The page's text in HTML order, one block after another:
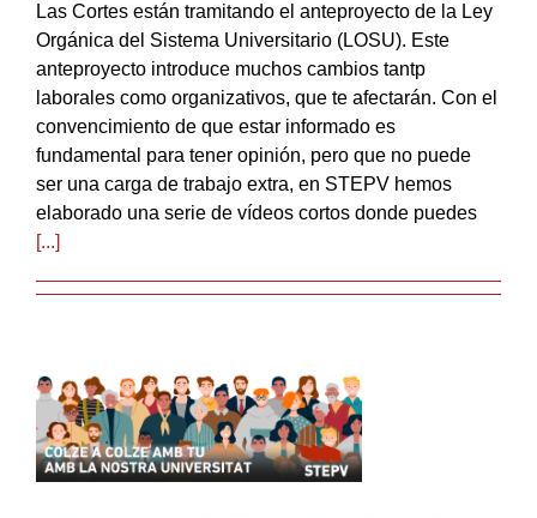
Las Cortes están tramitando el anteproyecto de la Ley
Orgánica del Sistema Universitario (LOSU). Este
anteproyecto introduce muchos cambios tantp
laborales como organizativos, que te afectarán. Con el
convencimiento de que estar informado es
fundamental para tener opinión, pero que no puede
ser una carga de trabajo extra, en STEPV hemos
elaborado una serie de vídeos cortos donde puedes
[...]